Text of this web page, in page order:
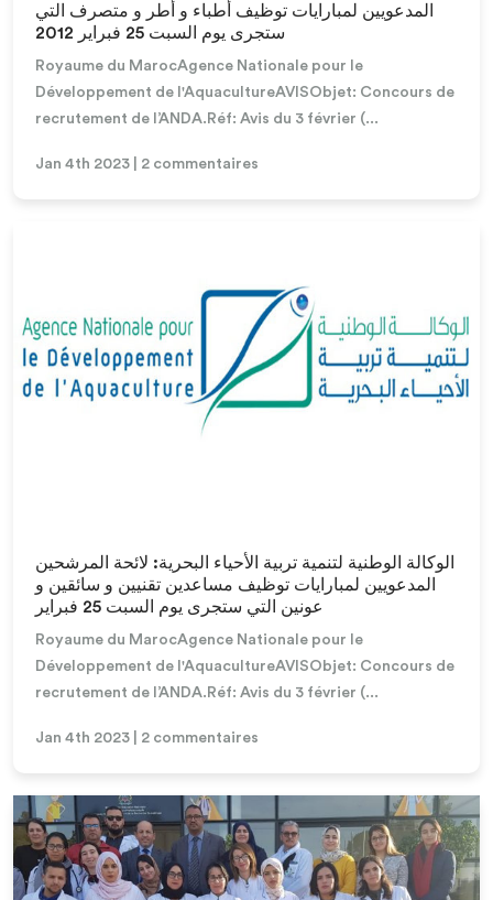
المدعويين لمبارايات توظيف أطباء و أطر و متصرف التي
ستجرى يوم السبت 25 فبراير 2012
Royaume du MarocAgence Nationale pour le
Développement de l'AquacultureAVISObjet: Concours de
recrutement de l’ANDA.Réf: Avis du 3 février (...
Jan 4th 2023 | 2 commentaires
الوكالة الوطنية لتنمية تربية الأحياء البحرية: لائحة المرشحين
المدعويين لمبارايات توظيف مساعدين تقنيين و سائقين و
عونين التي ستجرى يوم السبت 25 فبراير
Royaume du MarocAgence Nationale pour le
Développement de l'AquacultureAVISObjet: Concours de
recrutement de l’ANDA.Réf: Avis du 3 février (...
Jan 4th 2023 | 2 commentaires